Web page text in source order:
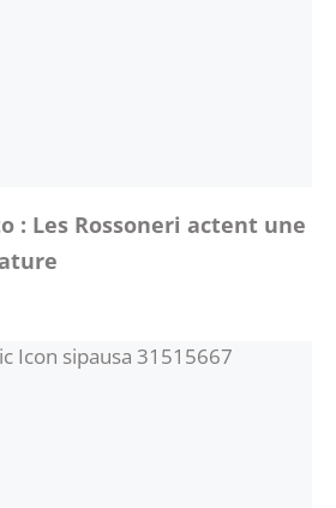
: Les Rossoneri actent une